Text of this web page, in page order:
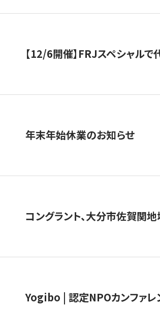
【12/6開催】FRJスペシャル
年末年始休業のお知らせ
コングラント、大分市佐賀関
Yogibo | 認定NPOカンファレ